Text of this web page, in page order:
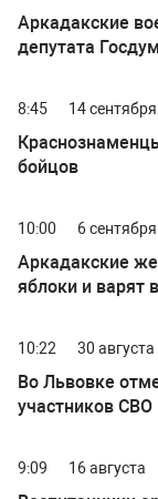
Аркадакские
депутата
8:45 14 сентября
бойцов
10:00 6 сентября
Аркадакские
яблоки и варят
10:22 30 августа
Во Львовке
участников СВО
9:09 16 августа